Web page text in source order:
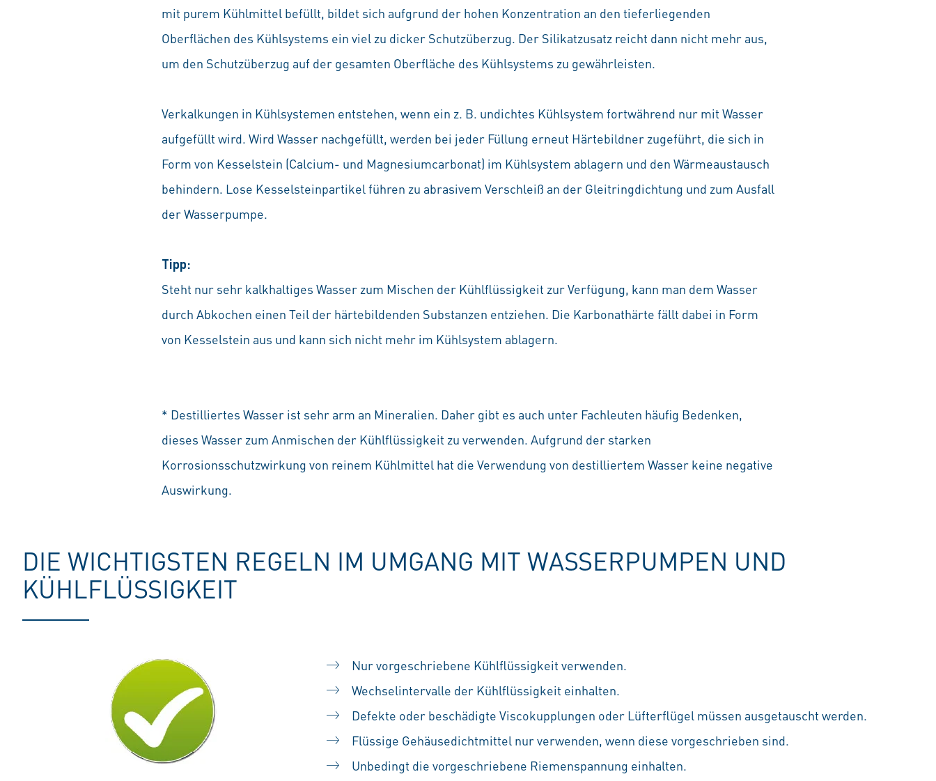
mit purem Kühlmittel befüllt, bildet sich aufgrund der hohen Konzentration an den tieferliegenden
Oberflächen des Kühlsystems ein viel zu dicker Schutzüberzug. Der Silikatzusatz reicht dann nicht mehr aus,
um den Schutzüberzug auf der gesamten Oberfläche des Kühlsystems zu gewährleisten.
Verkalkungen in Kühlsystemen entstehen, wenn ein z. B. undichtes Kühlsystem fortwährend nur mit Wasser
aufgefüllt wird. Wird Wasser nachgefüllt, werden bei jeder Füllung erneut Härtebildner zugeführt, die sich in
Form von Kesselstein (Calcium- und Magnesiumcarbonat) im Kühlsystem ablagern und den Wärmeaustausch
behindern. Lose Kesselsteinpartikel führen zu abrasivem Verschleiß an der Gleitringdichtung und zum Ausfall
der Wasserpumpe.
Tipp:
Steht nur sehr kalkhaltiges Wasser zum Mischen der Kühlflüssigkeit zur Verfügung, kann man dem Wasser
durch Abkochen einen Teil der härtebildenden Substanzen entziehen. Die Karbonathärte fällt dabei in Form
von Kesselstein aus und kann sich nicht mehr im Kühlsystem ablagern.
* Destilliertes Wasser ist sehr arm an Mineralien. Daher gibt es auch unter Fachleuten häufig Bedenken,
dieses Wasser zum Anmischen der Kühlflüssigkeit zu verwenden. Aufgrund der starken
Korrosionsschutzwirkung von reinem Kühlmittel hat die Verwendung von destilliertem Wasser keine negative
Auswirkung.
DIE WICHTIGSTEN REGELN IM UMGANG MIT WASSERPUMPEN UND
KÜHLFLÜSSIGKEIT
Nur vorgeschriebene Kühlflüssigkeit verwenden.
Wechselintervalle der Kühlflüssigkeit einhalten.
Defekte oder beschädigte Viscokupplungen oder Lüfterflügel müssen ausgetauscht werden.
Flüssige Gehäusedichtmittel nur verwenden, wenn diese vorgeschrieben sind.
Unbedingt die vorgeschriebene Riemenspannung einhalten.